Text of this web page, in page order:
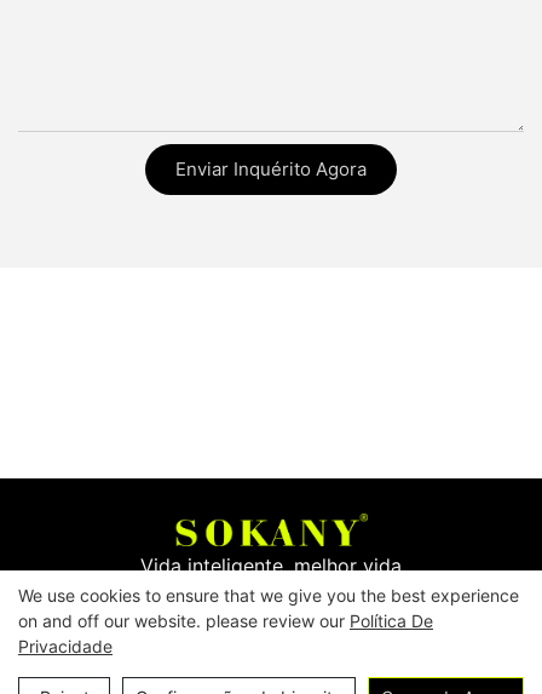
Enviar Inquérito Agora
Vida inteligente, melhor vida
Copyright © 2026 Yiwu Mingge Electric Appliance
We use cookies to ensure that we give you the best experience
on and off our website. please review our Política De
Privacidade